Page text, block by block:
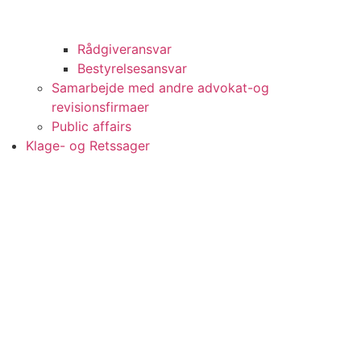
Rådgiveransvar
Bestyrelsesansvar
Samarbejde med andre advokat-og
revisionsfirmaer
Public affairs
Klage- og Retssager